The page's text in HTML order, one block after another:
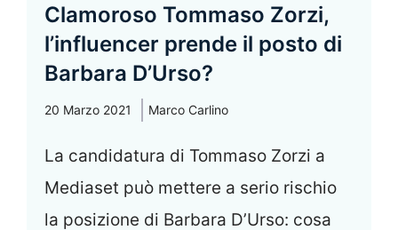
Clamoroso Tommaso Zorzi,
l’influencer prende il posto di
Barbara D’Urso?
20 Marzo 2021 Marco Carlino
La candidatura di Tommaso Zorzi a
Mediaset può mettere a serio rischio
la posizione di Barbara D’Urso: cosa